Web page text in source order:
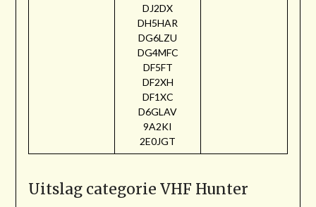
DJ2DX
DH5HAR
DG6LZU
DG4MFC
DF5FT
DF2XH
DF1XC
D6GLAV
9A2KI
2E0JGT
Uitslag categorie VHF Hunter